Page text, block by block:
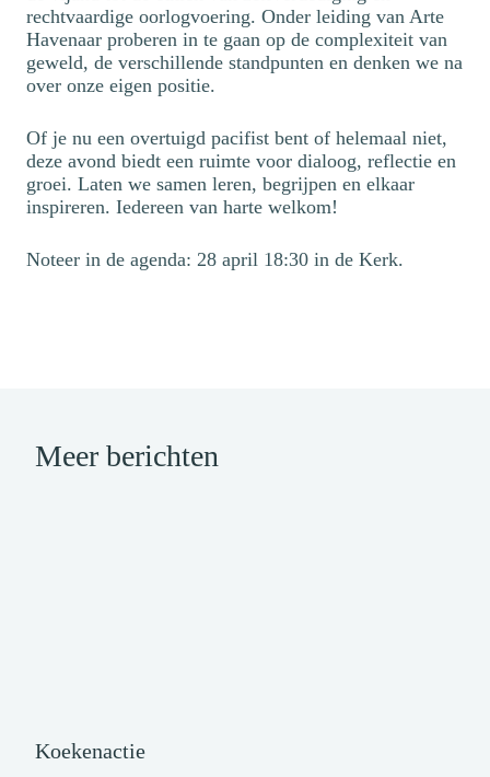
rechtvaardige oorlogvoering. Onder leiding van Arte
Havenaar proberen in te gaan op de complexiteit van
geweld, de verschillende standpunten en denken we na
over onze eigen positie.
Of je nu een overtuigd pacifist bent of helemaal niet,
deze avond biedt een ruimte voor dialoog, reflectie en
groei. Laten we samen leren, begrijpen en elkaar
inspireren. Iedereen van harte welkom!
Noteer in de agenda: 28 april 18:30 in de Kerk.
Meer berichten
Koekenactie